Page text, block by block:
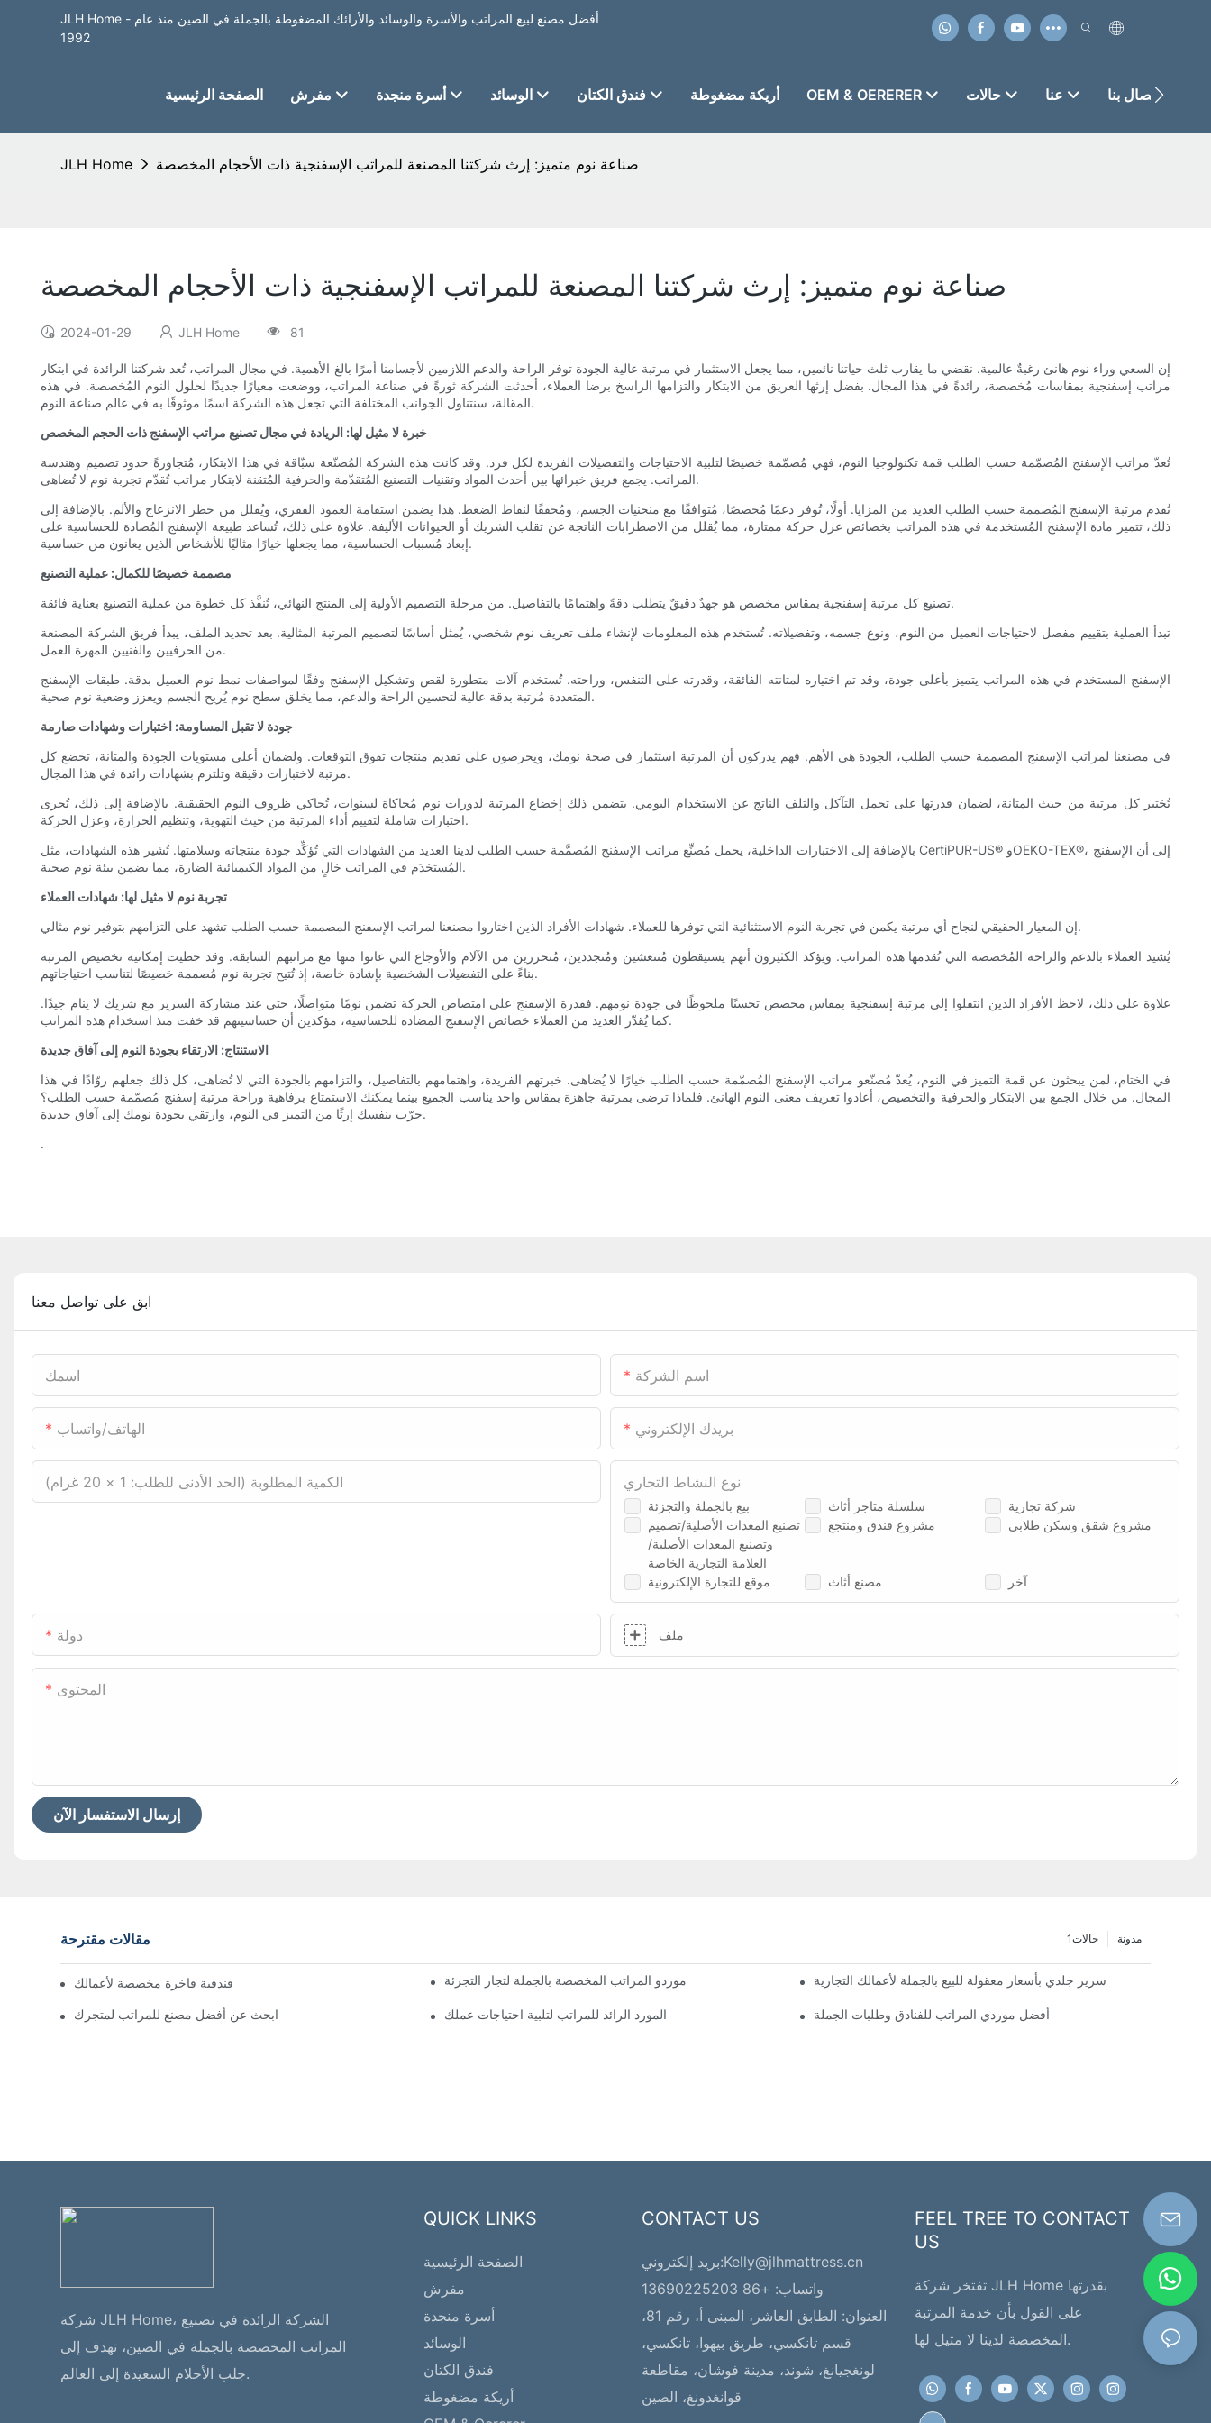
JLH Home - أفضل مصنع لبيع المراتب والأسرة والوسائد والأرائك المضغوطة بالجملة في الصين منذ عام
1992
الصفحة الرئيسية مفرش أسرة منجدة الوسائد فندق الكتان أريكة مضغوطة OEM & OERERER حالات عنا الاتصال بنا
JLH Home صناعة نوم متميز: إرث شركتنا المصنعة للمراتب الإسفنجية ذات الأحجام المخصصة
صناعة نوم متميز: إرث شركتنا المصنعة للمراتب الإسفنجية ذات الأحجام المخصصة
2024-01-29 JLH Home 81
إن السعي وراء نوم هانئ رغبةٌ عالمية. نقضي ما يقارب ثلث حياتنا نائمين، مما يجعل الاستثمار في مرتبة عالية الجودة توفر الراحة والدعم اللازمين لأجسامنا أمرًا بالغ الأهمية. في مجال المراتب، تُعد شركتنا الرائدة في ابتكار
مراتب إسفنجية بمقاسات مُخصصة، رائدةً في هذا المجال. بفضل إرثها العريق من الابتكار والتزامها الراسخ برضا العملاء، أحدثت الشركة ثورةً في صناعة المراتب، ووضعت معيارًا جديدًا لحلول النوم المُخصصة. في هذه
المقالة، سنتناول الجوانب المختلفة التي تجعل هذه الشركة اسمًا موثوقًا به في عالم صناعة النوم.
خبرة لا مثيل لها: الريادة في مجال تصنيع مراتب الإسفنج ذات الحجم المخصص
تُعدّ مراتب الإسفنج المُصمّمة حسب الطلب قمة تكنولوجيا النوم، فهي مُصمّمة خصيصًا لتلبية الاحتياجات والتفضيلات الفريدة لكل فرد. وقد كانت هذه الشركة المُصنّعة سبّاقة في هذا الابتكار، مُتجاوزةً حدود تصميم وهندسة
المراتب. يجمع فريق خبرائها بين أحدث المواد وتقنيات التصنيع المُتقدّمة والحرفية المُتقنة لابتكار مراتب تُقدّم تجربة نوم لا تُضاهى.
تُقدم مرتبة الإسفنج المُصممة حسب الطلب العديد من المزايا. أولًا، تُوفر دعمًا مُخصصًا، مُتوافقًا مع منحنيات الجسم، ومُخففًا لنقاط الضغط. هذا يضمن استقامة العمود الفقري، ويُقلل من خطر الانزعاج والألم. بالإضافة إلى
ذلك، تتميز مادة الإسفنج المُستخدمة في هذه المراتب بخصائص عزل حركة ممتازة، مما يُقلل من الاضطرابات الناتجة عن تقلب الشريك أو الحيوانات الأليفة. علاوة على ذلك، تُساعد طبيعة الإسفنج المُضادة للحساسية على
إبعاد مُسببات الحساسية، مما يجعلها خيارًا مثاليًا للأشخاص الذين يعانون من حساسية.
مصممة خصيصًا للكمال: عملية التصنيع
تصنيع كل مرتبة إسفنجية بمقاس مخصص هو جهدٌ دقيقٌ يتطلب دقةً واهتمامًا بالتفاصيل. من مرحلة التصميم الأولية إلى المنتج النهائي، تُنفَّذ كل خطوة من عملية التصنيع بعناية فائقة.
تبدأ العملية بتقييم مفصل لاحتياجات العميل من النوم، ونوع جسمه، وتفضيلاته. تُستخدم هذه المعلومات لإنشاء ملف تعريف نوم شخصي، يُمثل أساسًا لتصميم المرتبة المثالية. بعد تحديد الملف، يبدأ فريق الشركة المصنعة
من الحرفيين والفنيين المهرة العمل.
الإسفنج المستخدم في هذه المراتب يتميز بأعلى جودة، وقد تم اختياره لمتانته الفائقة، وقدرته على التنفس، وراحته. تُستخدم آلات متطورة لقص وتشكيل الإسفنج وفقًا لمواصفات نمط نوم العميل بدقة. طبقات الإسفنج
المتعددة مُرتبة بدقة عالية لتحسين الراحة والدعم، مما يخلق سطح نوم يُريح الجسم ويعزز وضعية نوم صحية.
جودة لا تقبل المساومة: اختبارات وشهادات صارمة
في مصنعنا لمراتب الإسفنج المصممة حسب الطلب، الجودة هي الأهم. فهم يدركون أن المرتبة استثمار في صحة نومك، ويحرصون على تقديم منتجات تفوق التوقعات. ولضمان أعلى مستويات الجودة والمتانة، تخضع كل
مرتبة لاختبارات دقيقة وتلتزم بشهادات رائدة في هذا المجال.
تُختبر كل مرتبة من حيث المتانة، لضمان قدرتها على تحمل التآكل والتلف الناتج عن الاستخدام اليومي. يتضمن ذلك إخضاع المرتبة لدورات نوم مُحاكاة لسنوات، تُحاكي ظروف النوم الحقيقية. بالإضافة إلى ذلك، تُجرى
اختبارات شاملة لتقييم أداء المرتبة من حيث التهوية، وتنظيم الحرارة، وعزل الحركة.
بالإضافة إلى الاختبارات الداخلية، يحمل مُصنِّع مراتب الإسفنج المُصمَّمة حسب الطلب لدينا العديد من الشهادات التي تُؤكِّد جودة منتجاته وسلامتها. تُشير هذه الشهادات، مثل CertiPUR-US® وOEKO-TEX®، إلى أن الإسفنج
المُستخدَم في المراتب خالٍ من المواد الكيميائية الضارة، مما يضمن بيئة نوم صحية.
تجربة نوم لا مثيل لها: شهادات العملاء
إن المعيار الحقيقي لنجاح أي مرتبة يكمن في تجربة النوم الاستثنائية التي توفرها للعملاء. شهادات الأفراد الذين اختاروا مصنعنا لمراتب الإسفنج المصممة حسب الطلب تشهد على التزامهم بتوفير نوم مثالي.
يُشيد العملاء بالدعم والراحة المُخصصة التي تُقدمها هذه المراتب. ويؤكد الكثيرون أنهم يستيقظون مُنتعشين ومُتجددين، مُتحررين من الآلام والأوجاع التي عانوا منها مع مراتبهم السابقة. وقد حظيت إمكانية تخصيص المرتبة
بناءً على التفضيلات الشخصية بإشادة خاصة، إذ تُتيح تجربة نوم مُصممة خصيصًا لتناسب احتياجاتهم.
علاوة على ذلك، لاحظ الأفراد الذين انتقلوا إلى مرتبة إسفنجية بمقاس مخصص تحسنًا ملحوظًا في جودة نومهم. فقدرة الإسفنج على امتصاص الحركة تضمن نومًا متواصلًا، حتى عند مشاركة السرير مع شريك لا ينام جيدًا.
كما يُقدّر العديد من العملاء خصائص الإسفنج المضادة للحساسية، مؤكدين أن حساسيتهم قد خفت منذ استخدام هذه المراتب.
الاستنتاج: الارتقاء بجودة النوم إلى آفاق جديدة
في الختام، لمن يبحثون عن قمة التميز في النوم، يُعدّ مُصنّعو مراتب الإسفنج المُصمّمة حسب الطلب خيارًا لا يُضاهى. خبرتهم الفريدة، واهتمامهم بالتفاصيل، والتزامهم بالجودة التي لا تُضاهى، كل ذلك جعلهم روّادًا في هذا
المجال. من خلال الجمع بين الابتكار والحرفية والتخصيص، أعادوا تعريف معنى النوم الهانئ. فلماذا ترضى بمرتبة جاهزة بمقاس واحد يناسب الجميع بينما يمكنك الاستمتاع برفاهية وراحة مرتبة إسفنج مُصمّمة حسب الطلب؟
جرّب بنفسك إرثًا من التميز في النوم، وارتقي بجودة نومك إلى آفاق جديدة.
.
ابق على تواصل معنا
اسمك اسم الشركة
الهاتف/واتساب بريدك الإلكتروني
الكمية المطلوبة (الحد الأدنى للطلب: 1 × 20 غرام)
بيع بالجملة والتجزئة سلسلة متاجر أثاث
شركة تجارية
تصنيع المعدات الأصلية/تصميم
وتصنيع المعدات الأصلية/
العلامة التجارية الخاصة
مشروع فندق ومنتجع مشروع شقق وسكن طلابي
موقع للتجارة الإلكترونية مصنع أثاث آخر
نوع النشاط التجاري
دولة ملف
المحتوى
إرسال الاستفسار الآن
مقالات مقترحة مدونة حالات1
مصنعو مراتب فندقية فاخرة مخصصة لأعمالك موردو المراتب المخصصة بالجملة لتجار التجزئة سرير جلدي بأسعار معقولة للبيع بالجملة لأعمالك التجارية
ابحث عن أفضل مصنع للمراتب لمتجرك المورد الرائد للمراتب لتلبية احتياجات عملك أفضل موردي المراتب للفنادق وطلبات الجملة
شركة JLH Home، الشركة الرائدة في تصنيع
المراتب المخصصة بالجملة في الصين، تهدف إلى
جلب الأحلام السعيدة إلى العالم.
QUICK LINKS
الصفحة الرئيسية
مفرش
أسرة منجدة
الوسائد
فندق الكتان
أريكة مضغوطة
CONTACT US
بريد إلكتروني:Kelly@jlhmattress.cn
واتساب: +86 13690225203
العنوان:
الطابق العاشر، المبنى أ، رقم 81،
قسم تانكسي، طريق بيهوا، تانكسي،
لونغجيانغ، شوند، مدينة فوشان، مقاطعة
قوانغدونغ، الصين
FEEL TREE TO CONTACT
US
تفتخر شركة JLH Home بقدرتها
على القول بأن خدمة المرتبة
المخصصة لدينا لا مثيل لها.